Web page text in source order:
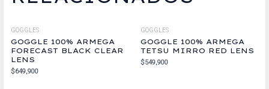
GOGGLES
GOGGLE 100% ARMEGA
FORECAST BLACK CLEAR
LENS
$649,900
GOGGLES
GOGGLE 100% ARMEGA
TETSU MIRRO RED LENS
$549,900